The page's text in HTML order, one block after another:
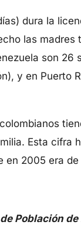
dura la
las madres
son 26
y en Puerto
Esta cifra
en 2005 era
Población